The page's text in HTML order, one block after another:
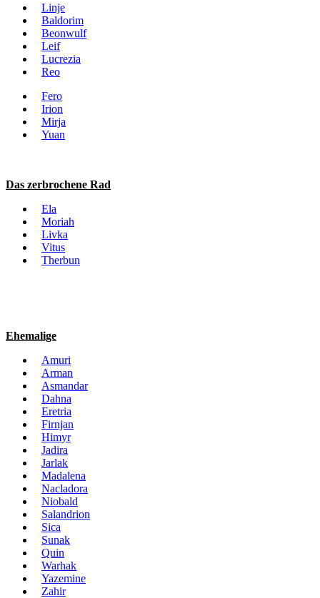
Linje
Baldorim
Beonwulf
Leif
Lucrezia
Reo
Fero
Irion
Mirja
Yuan
Das zerbrochene Rad
Ela
Moriah
Livka
Vitus
Therbun
Ehemalige
Amuri
Arman
Asmandar
Dahna
Eretria
Firnjan
Himyr
Jadira
Jarlak
Madalena
Nacladora
Niobald
Salandrion
Sica
Sunak
Quin
Warhak
Yazemine
Zahir